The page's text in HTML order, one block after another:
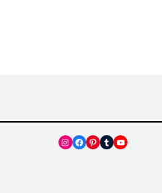
Instagram
Facebook
Pinterest
TumblrYouTube